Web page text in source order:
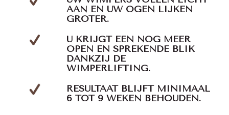
AAN EN UW OGEN LIJKEN
GROTER.
U KRIJGT EEN NOG MEER
OPEN EN SPREKENDE BLIK
DANKZIJ DE
WIMPERLIFTING.
RESULTAAT BLIJFT MINIMAAL
6 TOT 9 WEKEN BEHOUDEN.